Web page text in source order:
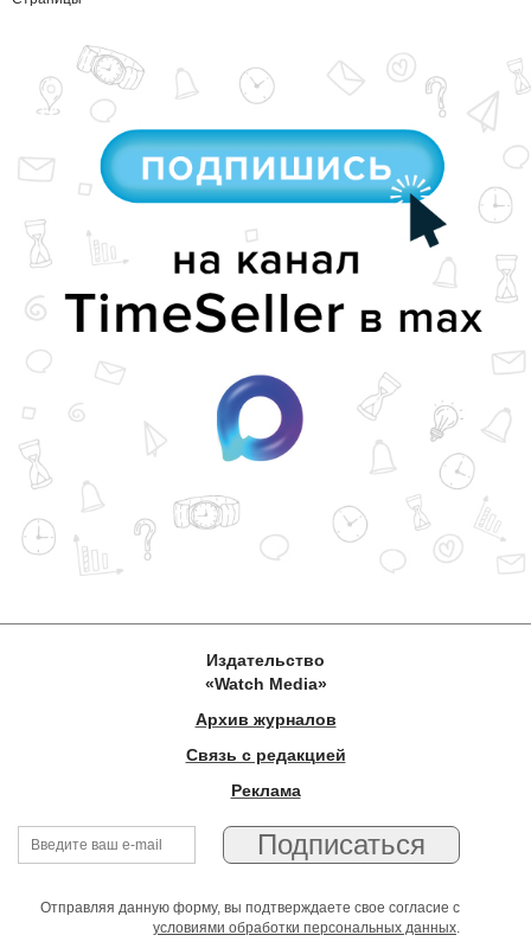
Издательство
«Watch Media»
Архив журналов
Связь с редакцией
Реклама
Отправляя данную форму, вы подтверждаете свое согласие с
условиями обработки персональных данных.